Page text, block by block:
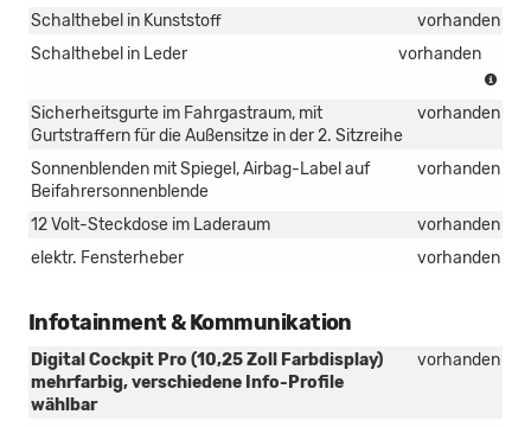
Schalthebel in Kunststoff
vorhanden
Schalthebel in Leder
vorhanden
Sicherheitsgurte im Fahrgastraum, mit
Gurtstraffern für die Außensitze in der 2. Sitzreihe
vorhanden
Sonnenblenden mit Spiegel, Airbag-Label auf
Beifahrersonnenblende
vorhanden
12 Volt-Steckdose im Laderaum
vorhanden
elektr. Fensterheber
vorhanden
Infotainment & Kommunikation
Digital Cockpit Pro (10,25 Zoll Farbdisplay)
mehrfarbig, verschiedene Info-Profile
wählbar
vorhanden